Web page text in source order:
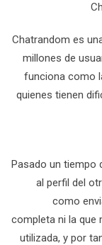
Chatrandom es
millones de
funciona como
quienes tienen
Pasado un tiempo
al perfil del
como
completa ni la que
utilizada, y por